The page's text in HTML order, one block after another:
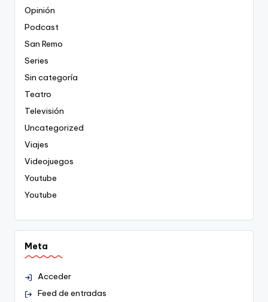
Opinión
Podcast
San Remo
Series
Sin categoría
Teatro
Televisión
Uncategorized
Viajes
Videojuegos
Youtube
Youtube
Meta
Acceder
Feed de entradas